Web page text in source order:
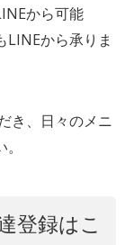
から可能
LINEから承りま
き、日々のメニ
登録はこ